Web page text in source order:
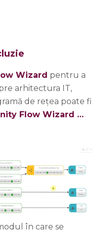
Wizard pentru a
arhitectura IT,
de rețea poate fi
Flow Wizard …
în care se